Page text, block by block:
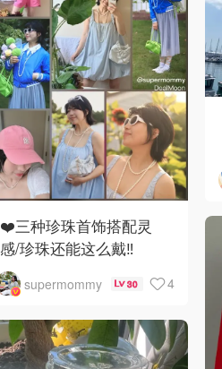
❤️三种珍珠首饰搭配灵
感/珍珠还能这么戴‼️
supermommy 30 4